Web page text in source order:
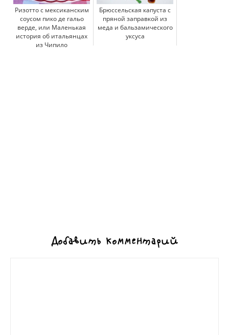
Ризотто с мексиканским
соусом пико де гальо
верде, или Маленькая
история об итальянцах
из Чипило
Брюссельская капуста с
пряной заправкой из
меда и бальзамического
уксуса
Добавить комментарий